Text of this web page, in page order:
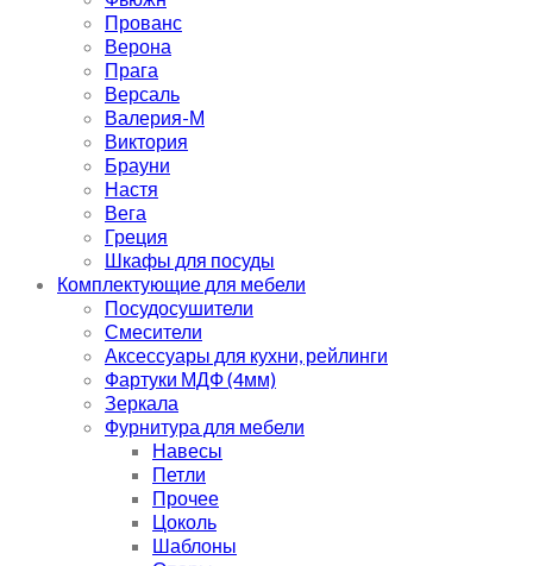
Прованс
Верона
Прага
Версаль
Валерия-М
Виктория
Брауни
Настя
Вега
Греция
Шкафы для посуды
Комплектующие для мебели
Посудосушители
Смесители
Аксессуары для кухни, рейлинги
Фартуки МДФ (4мм)
Зеркала
Фурнитура для мебели
Навесы
Петли
Прочее
Цоколь
Шаблоны